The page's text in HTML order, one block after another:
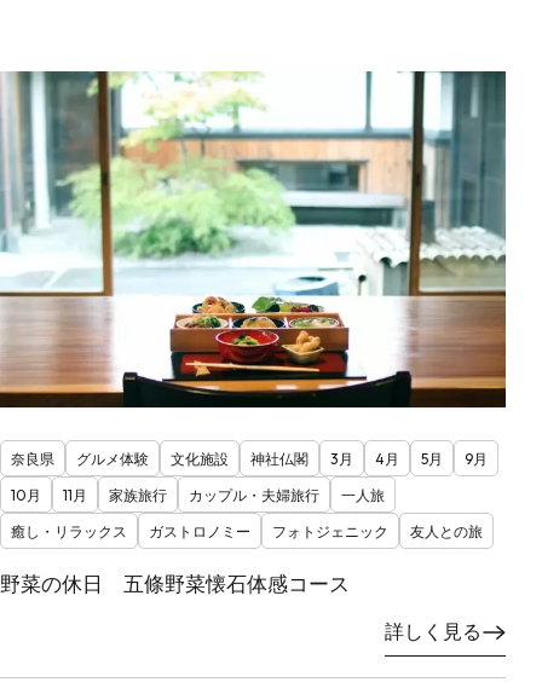
奈良県 グルメ体験 文化施設 神社仏閣 3月 4月 5月
9月
10月
11月 家族旅行 カップル・夫婦旅行
一人旅
癒し・リラックス
ガストロノミー フォトジェニック 友人との旅
野菜の休日 五條野菜懐石体感コース
詳しく見る